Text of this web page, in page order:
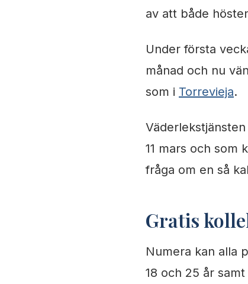
av att både
Under första
månad och nu
som i Torrevieja.
11 mars och som
fråga om en så
Gratis
Numera kan alla
18 och 25 år